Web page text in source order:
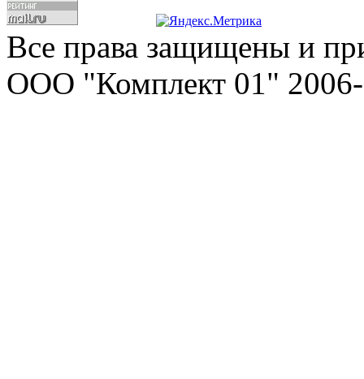
Все права защищены и
ООО "Комплект 01" 2006-